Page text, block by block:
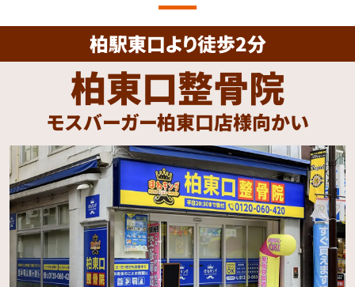
柏駅東口より徒歩2分
柏東口整骨院
モスバーガー柏東口店様向かい